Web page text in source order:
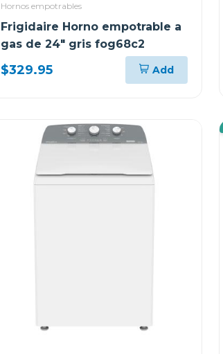
Hornos empotrables
Frigidaire Horno empotrable a
gas de 24" gris fog68c2
$329.95 Add